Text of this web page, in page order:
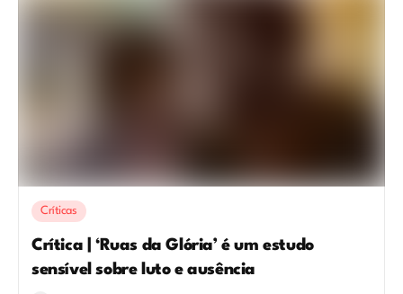
Críticas
Crítica | ‘Ruas da Glória’ é um estudo
sensível sobre luto e ausência